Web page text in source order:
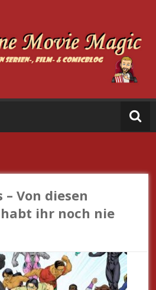
Von diesen
ihr noch nie